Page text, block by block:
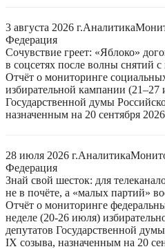
3 августа 2026 г.Аналитика
Федерация
Сочувствие греет: «Яблоко»
в соцсетях после волны снятий
Отчёт о мониторинге
избирательной кампании
Государственной думы
назначенным на 20 сентября
28 июля 2026 г.Аналитика
Федерация
Знай свой шесток: для
не в почёте, а «малых партий»
Отчёт о мониторинге
неделе (20-26 июля)
депутатов Государственной
IX созыва, назначенным на 20